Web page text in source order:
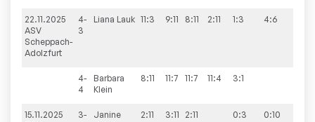
22.11.2025
ASV
Scheppach-
Adolzfurt
4-
3
Liana Lauk 11:3 9:11 8:11 2:11 1:3 4:6
4-
4
Barbara
Klein
8:11 11:7 11:7 11:4 3:1
15.11.2025
3-
Janine
2:11 3:11 2:11 0:3 0:10